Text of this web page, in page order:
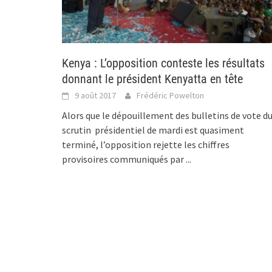
Kenya : L’opposition conteste les résultats
donnant le président Kenyatta en tête
9 août 2017 Frédéric Powelton
Alors que le dépouillement des bulletins de vote du
scrutin présidentiel de mardi est quasiment
terminé, l’opposition rejette les chiffres
provisoires communiqués par...